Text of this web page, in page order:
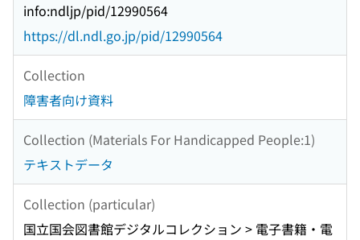
info:ndljp/pid/12990564
https://dl.ndl.go.jp/pid/12990564
Collection
障害者向け資料
Collection (Materials For Handicapped People:1)
テキストデータ
Collection (particular)
国立国会図書館デジタルコレクション > 電子書籍・電